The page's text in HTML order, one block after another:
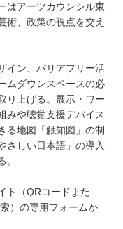
はアーツカウンシル東
術、政策の視点を交え
イン、バリアフリー活
ムダウンスペースの必
り上げる。展示・ワー
みや聴覚支援デバイス
る地図「触知図」の制
さしい日本語」の導入
ト（QRコードまた
）の専用フォームか